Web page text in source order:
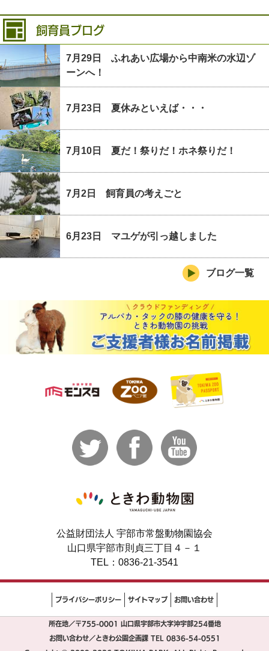
飼育員ブログ
7月29日 ふれあい広場から中南米の水辺ゾ
ーンへ！
7月23日 夏休みといえば・・・
7月10日 夏だ！祭りだ！ホネ祭りだ！
7月2日 飼育員の考えごと
6月23日 マユゲが引っ越しました
ブログ一覧
公益財団法人 宇部市常盤動物園協会
山口県宇部市則貞三丁目４－１
TEL：0836-21-3541
プライバシーポリシー サイトマップ お問い合わせ
所在地／〒755-0001 山口県宇部市大字沖宇部254番地
お問い合わせ／ときわ公園企画課 TEL 0836-54-0551